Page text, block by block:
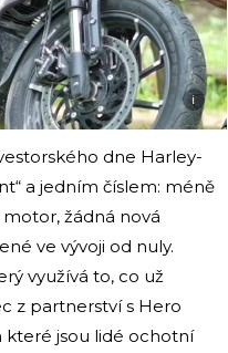
i
dne Harley-
a jedním číslem: méně
žádná nová
ve vývoji od nuly.
využívá to, co už
z partnerství s Hero
které jsou lidé ochotní